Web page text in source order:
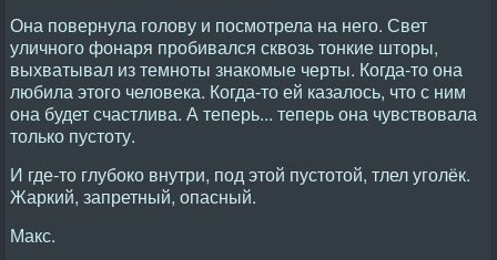
Она повернула голову и посмотрела на него. Свет
уличного фонаря пробивался сквозь тонкие шторы,
выхватывал из темноты знакомые черты. Когда-то она
любила этого человека. Когда-то ей казалось, что с ним
она будет счастлива. А теперь... теперь она чувствовала
только пустоту.
И где-то глубоко внутри, под этой пустотой, тлел уголёк.
Жаркий, запретный, опасный.
Макс.